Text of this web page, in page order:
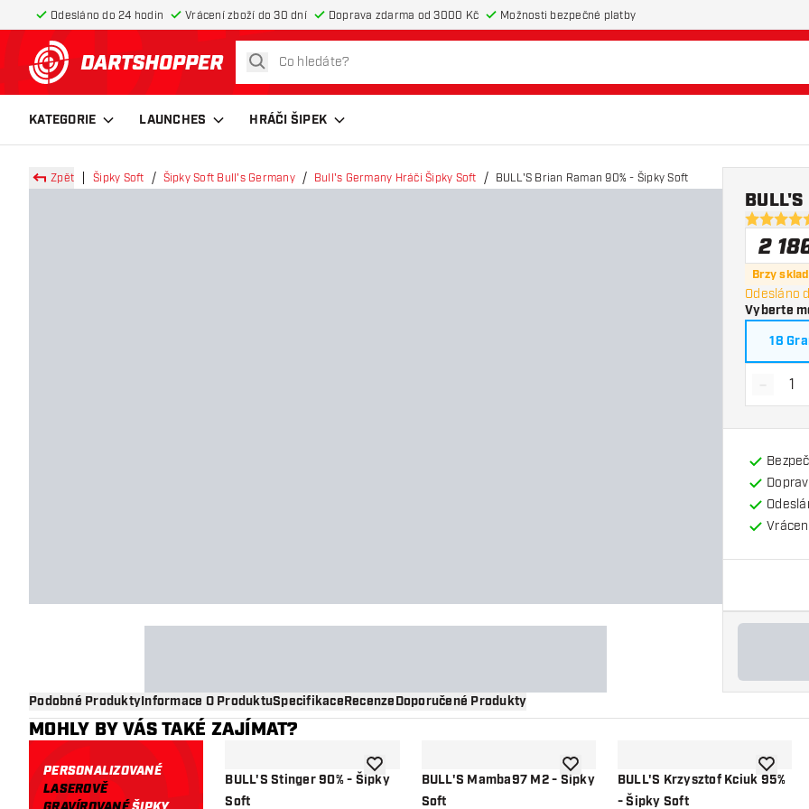
Odesláno do 24 hodin Vrácení zboží do 30 dní Doprava zdarma od 3000 Kč Možnosti bezpečné platby
Zpět na hlavní stránku
hledat
KATEGORIE LAUNCHES HRÁČI ŠIPEK
Zpět Šipky Soft Šipky Soft Bull's Germany Bull's Germany Hráči Šipky Soft BULL'S Brian Raman 90% - Šipky Soft
5
2
Brzy
Odesláno
Vyberte
18
Snížit
-
Podobné ProduktyInformace O ProduktuSpecifikaceRecenzeDoporučené Produkty
MOHLY BY VÁS TAKÉ ZAJÍMAT?
PERSONALIZOVANÉ
LASEROVĚ
BULL'S Stinger 90% - Šipky
Soft
Přidat do seznamu přání
BULL'S Mamba97 M2 - Šipky
Soft
Přidat do seznamu přání
BULL'S Krzysztof Kciuk 95%
- Šipky Soft
Přidat